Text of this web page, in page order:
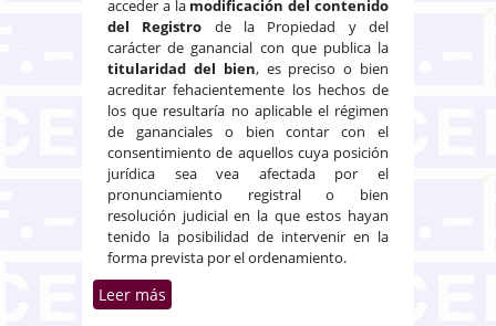
acceder a la modificación del contenido
del Registro de la Propiedad y del
carácter de ganancial con que publica la
titularidad del bien, es preciso o bien
acreditar fehacientemente los hechos de
los que resultaría no aplicable el régimen
de gananciales o bien contar con el
consentimiento de aquellos cuya posición
jurídica sea vea afectada por el
pronunciamiento registral o bien
resolución judicial en la que estos hayan
tenido la posibilidad de intervenir en la
forma prevista por el ordenamiento.
Leer más